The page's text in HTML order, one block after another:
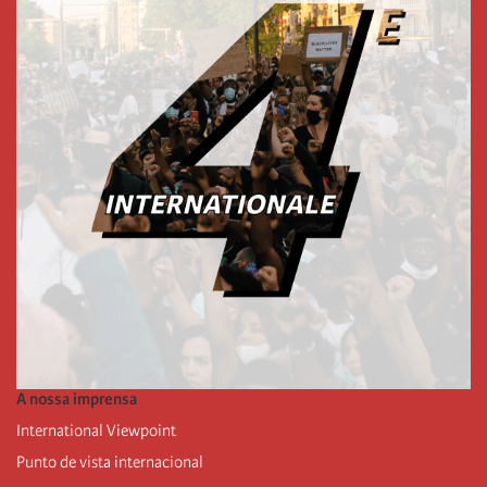
A nossa imprensa
International Viewpoint
Punto de vista internacional